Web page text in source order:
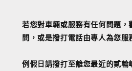
若您對車輛或服務有任何問題
問，或是撥打電話由專人為您服
例假日請撥打至離您最近的貳輪